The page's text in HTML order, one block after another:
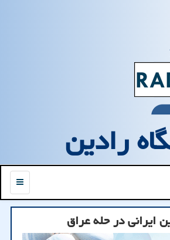
رادین
منو
ایرانی در حله عراق